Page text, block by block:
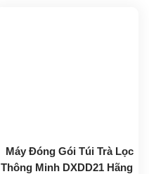
Máy Đóng Gói Túi Trà Lọc
Thông Minh DXDD21 Hãng